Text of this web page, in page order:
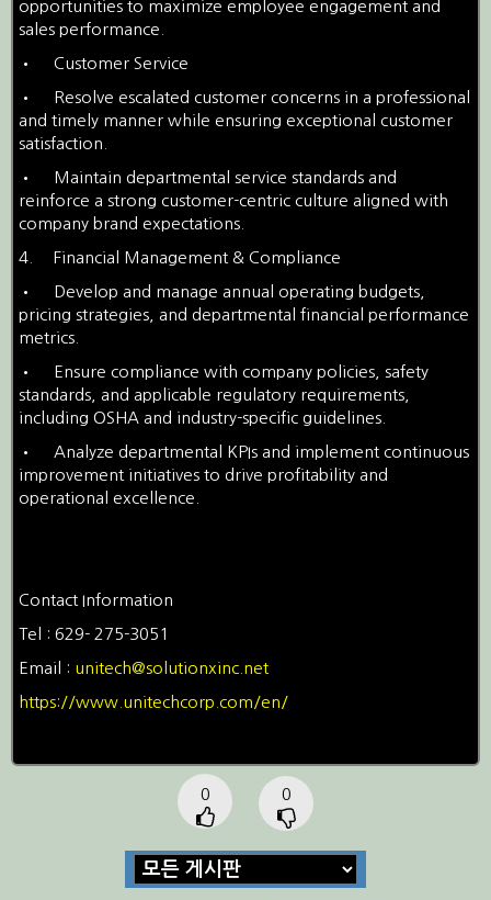
opportunities to maximize employee engagement and
sales performance.
• Customer Service
•
Resolve escalated customer concerns in a professional
and timely manner while ensuring exceptional customer
satisfaction.
•
Maintain departmental service standards and
reinforce a strong customer-centric culture aligned with
company brand expectations.
4. Financial Management & Compliance
•
Develop and manage annual operating budgets,
pricing strategies, and departmental financial performance
metrics.
•
Ensure compliance with company policies, safety
standards, and applicable regulatory requirements,
including OSHA and industry-specific guidelines.
•
Analyze departmental KPIs and implement continuous
improvement initiatives to drive profitability and
operational excellence.
Contact Information
Tel : 629- 275-3051
Email : unitech@solutionxinc.net
https://www.unitechcorp.com/en/
0 0